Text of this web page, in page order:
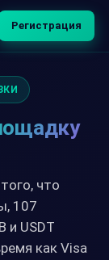
Регистрация
что
107
и USDT
как Visa